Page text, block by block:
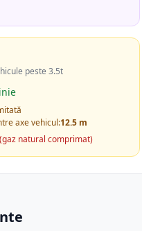
peste 3.5t
axe vehicul:12.5 m
natural comprimat)